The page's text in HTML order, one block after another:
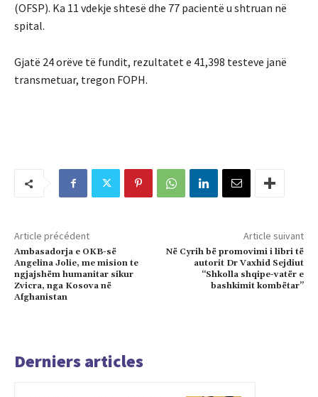
(OFSP). Ka 11 vdekje shtesë dhe 77 pacientë u shtruan në
spital.
Gjatë 24 orëve të fundit, rezultatet e 41,398 testeve janë
transmetuar, tregon FOPH.
Article précédent
Ambasadorja e OKB-së
Angelina Jolie, me mision te
ngjajshëm humanitar sikur
Zvicra, nga Kosova në
Afghanistan
Article suivant
Në Cyrih bë promovimi i libri të
autorit Dr Vaxhid Sejdiut
“Shkolla shqipe-vatër e
bashkimit kombëtar”
Derniers articles